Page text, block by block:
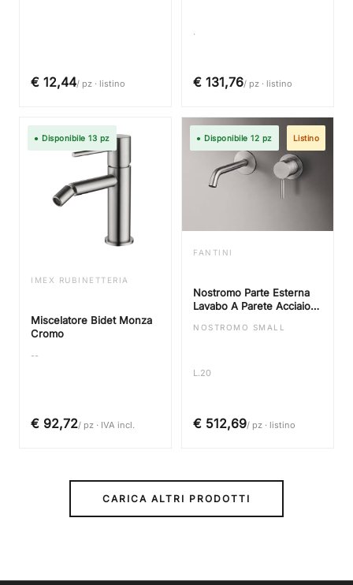
€ 12,44/ pz · listino
.
€ 131,76/ pz · listino
● Disponibile 13 pz
IMEX RUBINETTERIA
Miscelatore Bidet Monza
Cromo
--
€ 92,72/ pz · IVA incl.
● Disponibile 12 pz Listino
FANTINI
Nostromo Parte Esterna
Lavabo A Parete Acciaio
NOSTROMO SMALL
L.20
€ 512,69/ pz · listino
CARICA ALTRI PRODOTTI